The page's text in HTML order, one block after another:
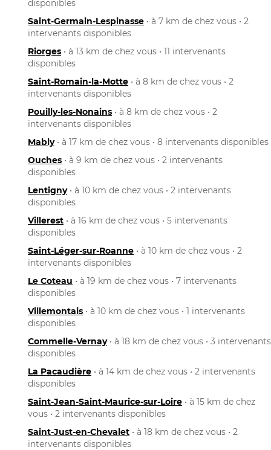
disponibles
Saint-Germain-Lespinasse • à 7 km de chez vous • 2
intervenants disponibles
Riorges • à 13 km de chez vous • 11 intervenants
disponibles
Saint-Romain-la-Motte • à 8 km de chez vous • 2
intervenants disponibles
Pouilly-les-Nonains • à 8 km de chez vous • 2
intervenants disponibles
Mably• à 17 km de chez vous • 8 intervenants disponibles
Ouches • à 9 km de chez vous • 2 intervenants
disponibles
Lentigny• à 10 km de chez vous • 2 intervenants
disponibles
Villerest • à 16 km de chez vous • 5 intervenants
disponibles
Saint-Léger-sur-Roanne • à 10 km de chez vous • 2
intervenants disponibles
Le Coteau • à 19 km de chez vous • 7 intervenants
disponibles
Villemontais • à 10 km de chez vous • 1 intervenants
disponibles
Commelle-Vernay• à 18 km de chez vous • 3 intervenants
disponibles
La Pacaudière • à 14 km de chez vous • 2 intervenants
disponibles
Saint-Jean-Saint-Maurice-sur-Loire • à 15 km de chez
vous • 2 intervenants disponibles
Saint-Just-en-Chevalet • à 18 km de chez vous • 2
intervenants disponibles